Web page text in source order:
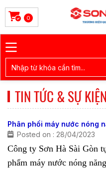
0
TIN TỨC & SỰ KIỆN
Phân phối máy nước nóng
Posted on : 28/04/2023
Công ty Sơn Hà Sài Gòn
phẩm máy nước nóng